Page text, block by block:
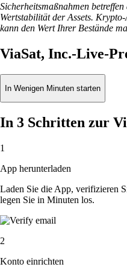
Sicherheitsmaßnahmen
Wertstabilität der Assets.
kann den Wert Ihrer Bestände
ViaSat, Inc.-Live-
In Wenigen Minuten starten
In 3 Schritten zur
1
App herunterladen
Laden Sie die App, verifizieren
legen Sie in Minuten los.
2
Konto einrichten